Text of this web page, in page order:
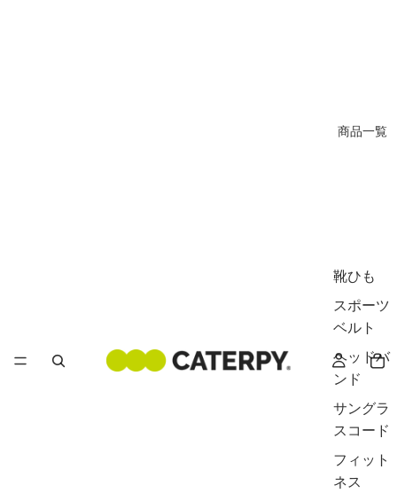
商品一覧
靴ひも
スポーツ
ベルト
ヘッドバ
ンド
サングラ
スコード
フィット
ネス